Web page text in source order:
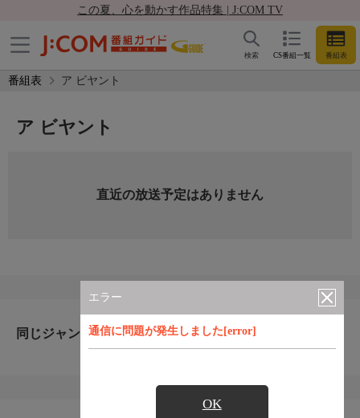
この夏、心を動かす作品特集 | J:COM TV
CS番組一覧 番組表
検索
番組表 ア ビヤント
エラー
通信に問題が発生しました[error]
OK
ア ビヤント
直近の放送予定はありません
同じジャンルのおすすめ番組